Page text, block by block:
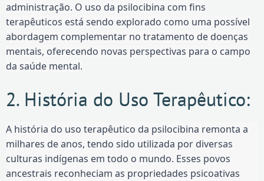
administração. O uso da psilocibina com fins
terapêuticos está sendo explorado como uma possível
abordagem complementar no tratamento de doenças
mentais, oferecendo novas perspectivas para o campo
da saúde mental.
2. História do Uso Terapêutico:
A história do uso terapêutico da psilocibina remonta a
milhares de anos, tendo sido utilizada por diversas
culturas indígenas em todo o mundo. Esses povos
ancestrais reconheciam as propriedades psicoativas